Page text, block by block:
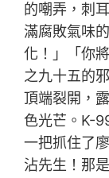
的嘲弄，刺
滿腐敗氣味
化！」「你
之九十五的
頂端裂開，
色光芒。K-
一把抓住了
沾先生！那